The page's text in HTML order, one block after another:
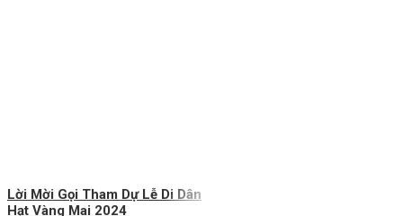
Lời Mời Gọi Tham Dự Lễ Di Dân
Hạt Vàng Mai 2024